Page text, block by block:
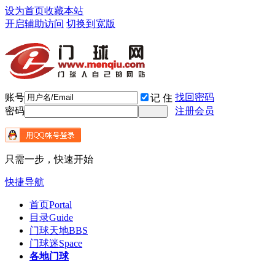
设为首页收藏本站
开启辅助访问 切换到宽版
账号 记 住 找回密码
密码
注册会员
只需一步，快速开始
快捷导航
首页Portal
目录Guide
门球天地BBS
门球迷Space
各地门球